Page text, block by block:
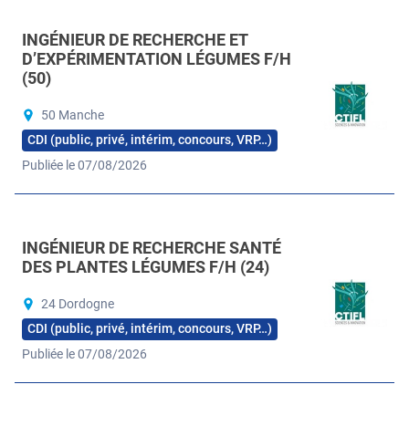
INGÉNIEUR DE RECHERCHE ET
D’EXPÉRIMENTATION LÉGUMES F/H
(50)
50 Manche
CDI (public, privé, intérim, concours, VRP…)
Publiée le 07/08/2026
INGÉNIEUR DE RECHERCHE SANTÉ
DES PLANTES LÉGUMES F/H (24)
24 Dordogne
CDI (public, privé, intérim, concours, VRP…)
Publiée le 07/08/2026